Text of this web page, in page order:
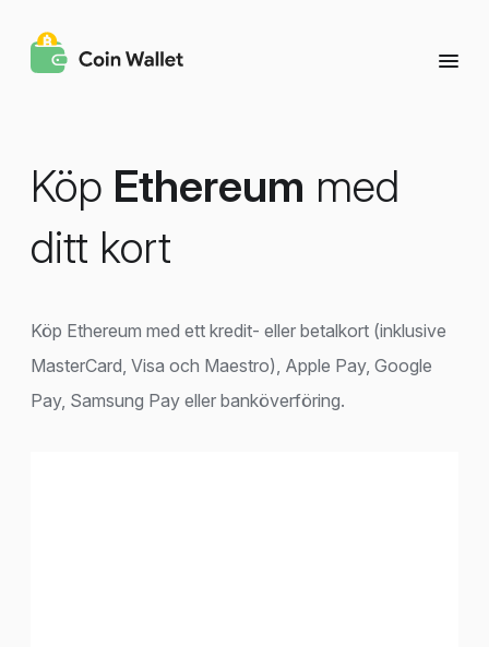
Köp Ethereum med
ditt kort
Köp Ethereum med ett kredit- eller betalkort (inklusive
MasterCard, Visa och Maestro), Apple Pay, Google
Pay, Samsung Pay eller banköverföring.